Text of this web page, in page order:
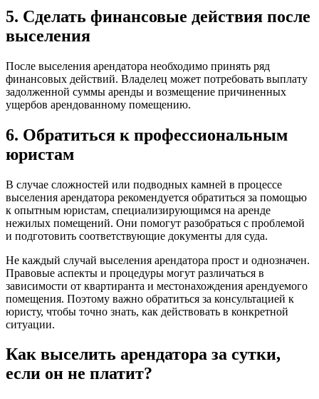
5. Сделать финансовые действия после
выселения
После выселения арендатора необходимо принять ряд
финансовых действий. Владелец может потребовать выплату
задолженной суммы аренды и возмещение причиненных
ущербов арендованному помещению.
6. Обратиться к профессиональным
юристам
В случае сложностей или подводных камней в процессе
выселения арендатора рекомендуется обратиться за помощью
к опытным юристам, специализирующимся на аренде
нежилых помещений. Они помогут разобраться с проблемой
и подготовить соответствующие документы для суда.
Не каждый случай выселения арендатора прост и однозначен.
Правовые аспекты и процедуры могут различаться в
зависимости от квартиранта и местонахождения арендуемого
помещения. Поэтому важно обратиться за консультацией к
юристу, чтобы точно знать, как действовать в конкретной
ситуации.
Как выселить арендатора за сутки,
если он не платит?